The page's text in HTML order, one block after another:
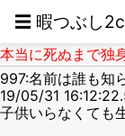
☰ 暇つぶし
本当に死ぬまで独
997:名前は誰も知
19/05/31
子供いらなくても